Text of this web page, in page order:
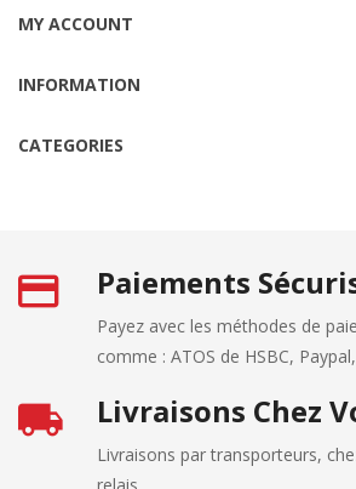
MY ACCOUNT
INFORMATION
CATEGORIES
Paiements
Payez avec les méthodes de
comme : ATOS de HSBC,
Livraisons Chez
Livraisons par transporteurs,